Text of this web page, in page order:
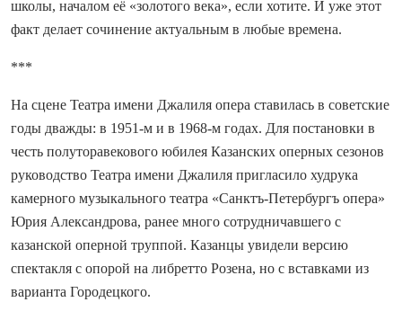
школы, началом её «золотого века», если хотите. И уже этот
факт делает сочинение актуальным в любые времена.
***
На сцене Театра имени Джалиля опера ставилась в советские
годы дважды: в 1951-м и в 1968-м годах. Для постановки в
честь полуторавекового юбилея Казанских оперных сезонов
руководство Театра имени Джалиля пригласило худрука
камерного музыкального театра «Санктъ-Петербургъ опера»
Юрия Александрова, ранее много сотрудничавшего с
казанской оперной труппой. Казанцы увидели версию
спектакля с опорой на либретто Розена, но с вставками из
варианта Городецкого.